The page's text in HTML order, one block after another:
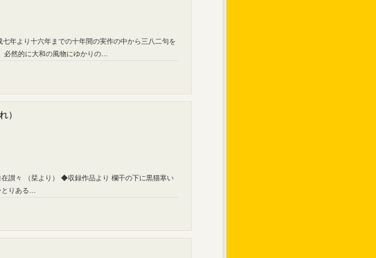
年より十六年までの十年間の実作の中から三八二句を
必然的に大和の風物にゆかりの…
）
讃々 （栞より） ◆収録作品より 欄干の下に黒猫寒い
りある…